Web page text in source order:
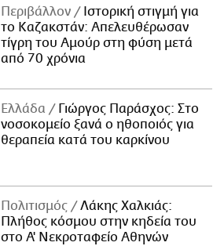
Περιβάλλον
Ιστορική στιγμή για
το Καζακστάν: Απελευθέρωσαν
τίγρη του Αμούρ στη φύση μετά
από 70 χρόνια
Ελλάδα
Γιώργος Παράσχος: Στο
νοσοκομείο ξανά ο ηθοποιός για
θεραπεία κατά του καρκίνου
Πολιτισμός
Λάκης Χαλκιάς:
Πλήθος κόσμου στην κηδεία του
στο Α' Νεκροταφείο Αθηνών